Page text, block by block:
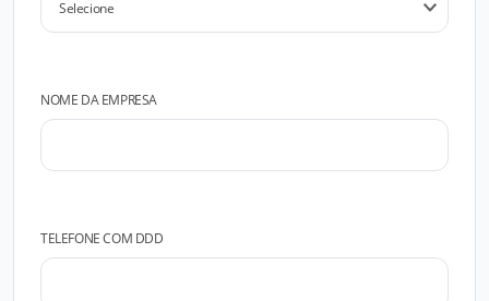
NOME DA EMPRESA
TELEFONE COM DDD